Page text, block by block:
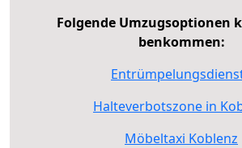
Folgende Umzugsoptionen
benkommen:
Halteverbotszone in
Möbeltaxi Koblenz